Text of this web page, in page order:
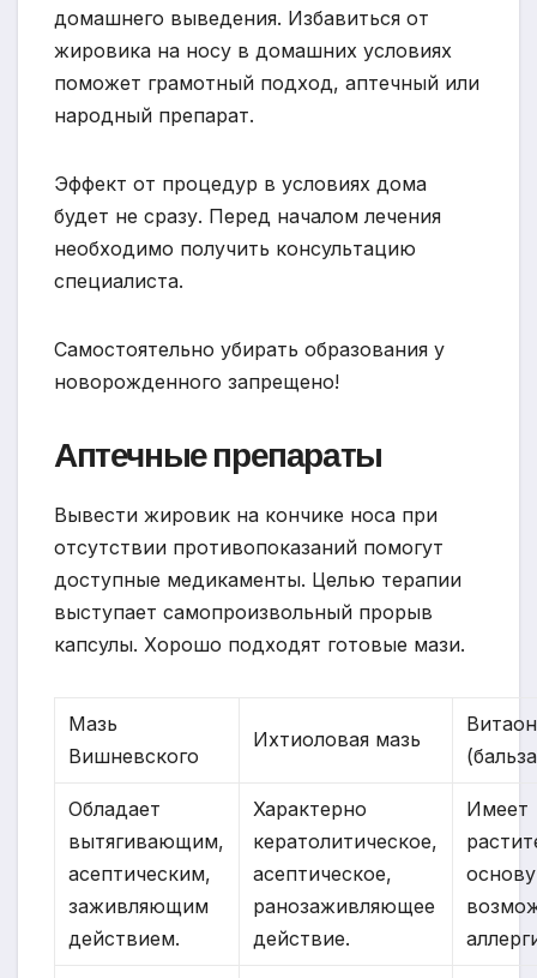
домашнего выведения. Избавиться от
жировика на носу в домашних условиях
поможет грамотный подход, аптечный или
народный препарат.
Эффект от процедур в условиях дома
будет не сразу. Перед началом лечения
необходимо получить консультацию
специалиста.
Самостоятельно убирать образования у
новорожденного запрещено!
Аптечные препараты
Вывести жировик на кончике носа при
отсутствии противопоказаний помогут
доступные медикаменты. Целью терапии
выступает самопроизвольный прорыв
капсулы. Хорошо подходят готовые мази.
Мазь
Вишневского
Ихтиоловая мазь
Витаон
Обладает
вытягивающим,
асептическим,
заживляющим
действием.
Характерно
кератолитическое,
асептическое,
ранозаживляющее
действие.
Имеет